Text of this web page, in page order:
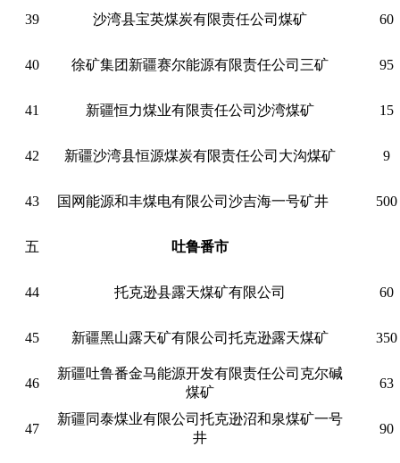
39 沙湾县宝英煤炭有限责任公司煤矿 60
40 徐矿集团新疆赛尔能源有限责任公司三矿 95
41 新疆恒力煤业有限责任公司沙湾煤矿 15
42 新疆沙湾县恒源煤炭有限责任公司大沟煤矿 9
43 国网能源和丰煤电有限公司沙吉海一号矿井 500
五 吐鲁番市
44 托克逊县露天煤矿有限公司 60
45 新疆黑山露天矿有限公司托克逊露天煤矿 350
46
新疆吐鲁番金马能源开发有限责任公司克尔碱
煤矿
63
47
新疆同泰煤业有限公司托克逊沼和泉煤矿一号
井
90